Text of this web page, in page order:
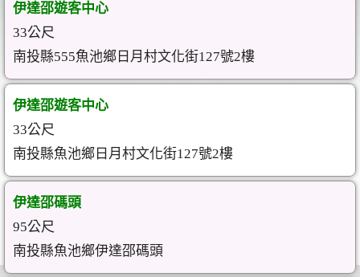
伊達邵遊客中心
33公尺
南投縣555魚池鄉日月村文化街127號2樓
伊達邵遊客中心
33公尺
南投縣魚池鄉日月村文化街127號2樓
伊達邵碼頭
95公尺
南投縣魚池鄉伊達邵碼頭